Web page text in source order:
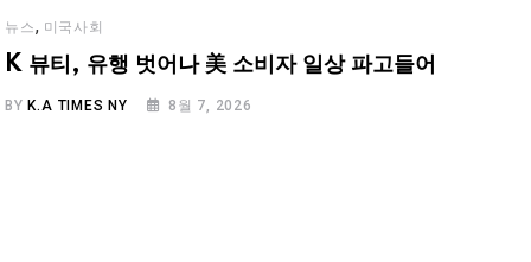
뉴스, 미국사회
K 뷰티, 유행 벗어나 美 소비자 일상 파고들어
BYK.A TIMES NY 8월 7, 2026